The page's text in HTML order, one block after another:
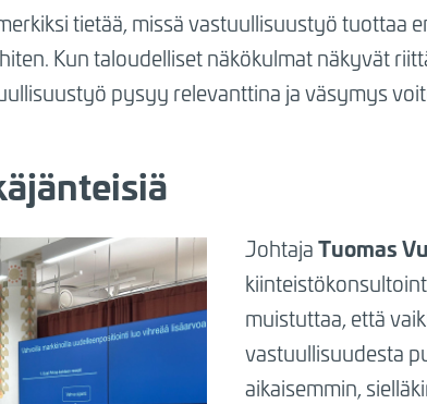
tietää, missä vastuullisuustyö tuottaa
Kun taloudelliset näkökulmat näkyvät
pysyy relevanttina ja väsymys
JohtajaTuomas
muistuttaa, että
vastuullisuudesta
aikaisemmin,